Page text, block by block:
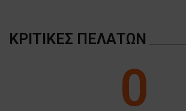
ΚΡΙΤΙΚΈΣ ΠΕΛΑΤΏΝ
0